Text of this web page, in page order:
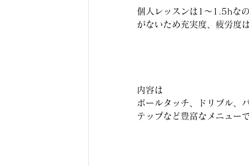
個人レッスンは1～1.5hな
がないため充実度、疲労度
内容は
ボールタッチ、ドリブル、
テップなど豊富なメニュー